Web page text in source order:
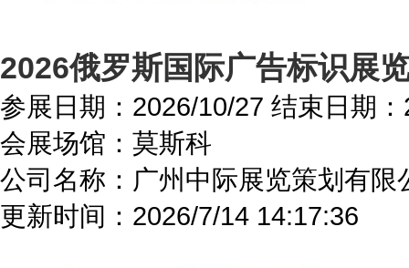
2026俄罗斯国际广告标识展
参展日期： 2026/10/27 结束日期：
会展场馆： 莫斯科
公司名称：广州中际展览策划有限
更新时间： 2026/7/14 14:17:36